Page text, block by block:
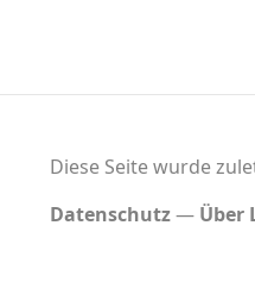
Diese Seite wurde
Datenschutz
Über